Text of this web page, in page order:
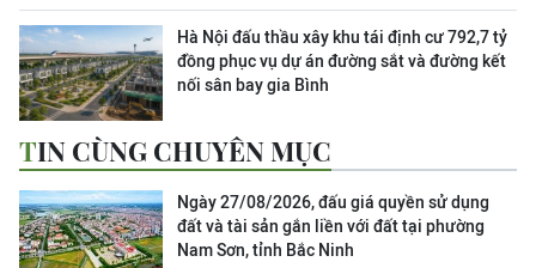
Hà Nội đấu thầu xây khu tái định cư 792,7 tỷ
đồng phục vụ dự án đường sắt và đường kết
nối sân bay gia Bình
TIN CÙNG CHUYÊN MỤC
Ngày 27/08/2026, đấu giá quyền sử dụng
đất và tài sản gắn liền với đất tại phường
Nam Sơn, tỉnh Bắc Ninh